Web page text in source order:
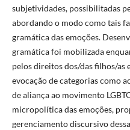
subjetividades, possibilitadas
abordando o modo como tais
gramática das emoções.
gramática foi mobilizada
pelos direitos dos/das filhos/as
evocação de categorias como
de aliança ao movimento
micropolítica das emoções,
gerenciamento discursivo